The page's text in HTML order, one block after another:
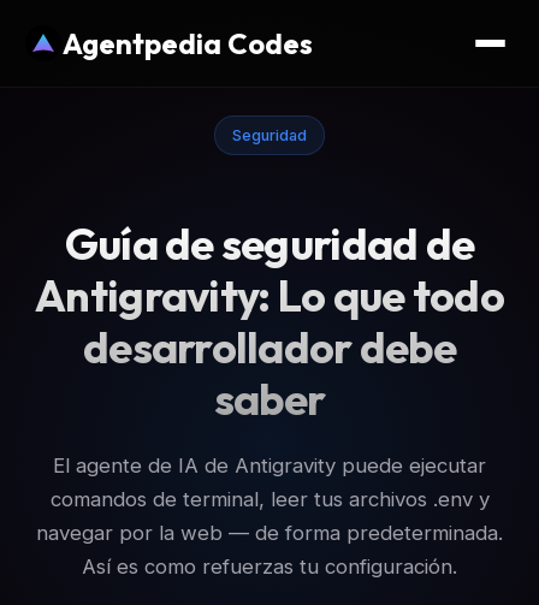
Agentpedia Codes
Seguridad
Guía de seguridad de
Antigravity: Lo que todo
desarrollador debe
saber
El agente de IA de Antigravity puede ejecutar
comandos de terminal, leer tus archivos .env y
navegar por la web — de forma predeterminada.
Así es como refuerzas tu configuración.